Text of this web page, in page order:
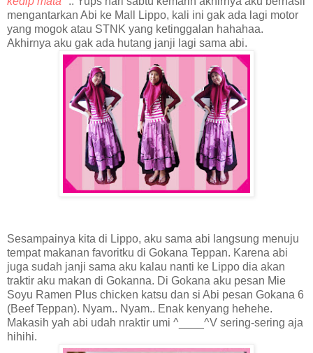
mengantarkan Abi ke Mall Lippo, kali ini gak ada lagi motor
yang mogok atau STNK yang ketinggalan hahahaa.
Akhirnya aku gak ada hutang janji lagi sama abi.
Sesampainya kita di Lippo, aku sama abi langsung menuju
tempat makanan favoritku di Gokana Teppan. Karena abi
juga sudah janji sama aku kalau nanti ke Lippo dia akan
traktir aku makan di Gokanna. Di Gokana aku pesan Mie
Soyu Ramen Plus chicken katsu dan si Abi pesan Gokana 6
(Beef Teppan). Nyam.. Nyam.. Enak kenyang hehehe.
Makasih yah abi udah nraktir umi ^____^V sering-sering aja
hihihi.